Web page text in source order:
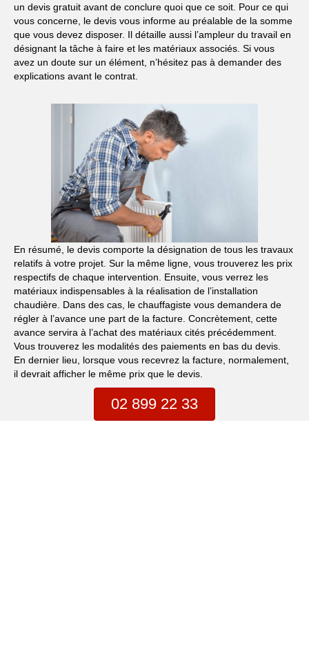
un devis gratuit avant de conclure quoi que ce soit. Pour ce qui
vous concerne, le devis vous informe au préalable de la somme
que vous devez disposer. Il détaille aussi l’ampleur du travail en
désignant la tâche à faire et les matériaux associés. Si vous
avez un doute sur un élément, n’hésitez pas à demander des
explications avant le contrat.
En résumé, le devis comporte la désignation de tous les travaux
relatifs à votre projet. Sur la même ligne, vous trouverez les prix
respectifs de chaque intervention. Ensuite, vous verrez les
matériaux indispensables à la réalisation de l’installation
chaudière. Dans des cas, le chauffagiste vous demandera de
régler à l’avance une part de la facture. Concrètement, cette
avance servira à l’achat des matériaux cités précédemment.
Vous trouverez les modalités des paiements en bas du devis.
En dernier lieu, lorsque vous recevrez la facture, normalement,
il devrait afficher le même prix que le devis.
02 899 22 33